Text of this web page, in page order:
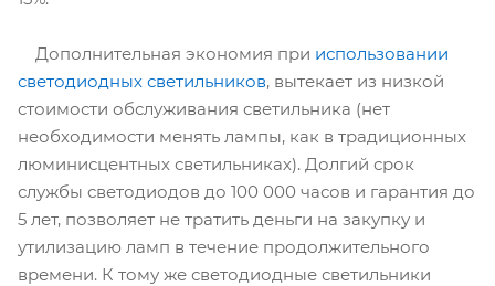
Дополнительная экономия при использовании
светодиодных светильников, вытекает из низкой
стоимости обслуживания светильника (нет
необходимости менять лампы, как в традиционных
люминисцентных светильниках). Долгий срок
службы светодиодов до 100 000 часов и гарантия до
5 лет, позволяет не тратить деньги на закупку и
утилизацию ламп в течение продолжительного
времени. К тому же светодиодные светильники